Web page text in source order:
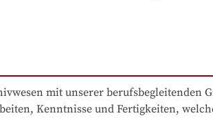
mit unserer
Kenntnisse und Fertigkeiten,